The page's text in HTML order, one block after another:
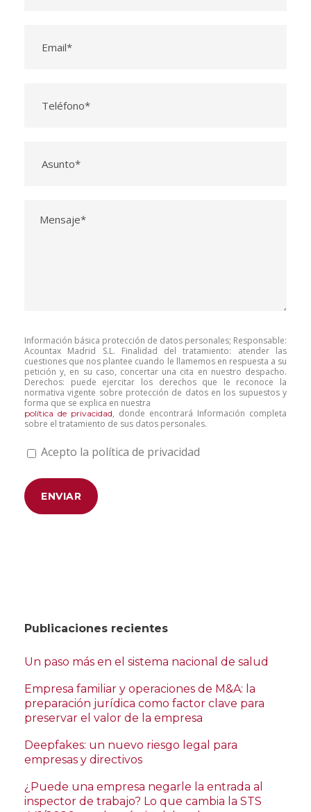
Información básica protección de datos personales; Responsable:
Acountax Madrid S.L. Finalidad del tratamiento: atender las
cuestiones que nos plantee cuando le llamemos en respuesta a su
petición y, en su caso, concertar una cita en nuestro despacho.
Derechos: puede ejercitar los derechos que le reconoce la
normativa vigente sobre protección de datos en los supuestos y
forma que se explica en nuestra
política de privacidad, donde encontrará Información completa
sobre el tratamiento de sus datos personales.
Acepto la política de privacidad
Publicaciones recientes
Un paso más en el sistema nacional de salud
Empresa familiar y operaciones de M&A: la
preparación jurídica como factor clave para
preservar el valor de la empresa
Deepfakes: un nuevo riesgo legal para
empresas y directivos
¿Puede una empresa negarle la entrada al
inspector de trabajo? Lo que cambia la STS